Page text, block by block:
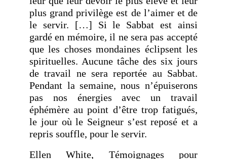
plus grand privilège est de l’aimer et de
le servir. […] Si le Sabbat est ainsi
gardé en mémoire, il ne sera pas accepté
que les choses mondaines éclipsent les
spirituelles. Aucune tâche des six jours
de travail ne sera reportée au Sabbat.
Pendant la semaine, nous n’épuiserons
pas nos énergies avec un travail
éphémère au point d’être trop fatigués,
le jour où le Seigneur s’est reposé et a
repris souffle, pour le servir.
Ellen White, Témoignages pour